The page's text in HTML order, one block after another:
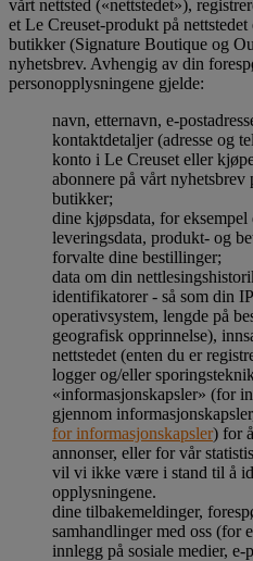
vårt nettsted («nettstedet»),
et Le Creuset-produkt på
butikker (Signature Boutique og
nyhetsbrev. Avhengig av din
personopplysningene gjelde:
navn, etternavn, e-
kontaktdetaljer (adresse og
konto i Le Creuset eller
abonnere på vårt
butikker;
dine kjøpsdata, for
leveringsdata, produkt- og
forvalte dine bestillinger;
data om din
identifikatorer - så som din
operativsystem, lengde på
geografisk opprinnelse),
nettstedet (enten du er
logger og/eller
«informasjonskapsler» (for
gjennom
for informasjonskapsler) for
annonser, eller for vår
vil vi ikke være i stand til å
opplysningene.
dine tilbakemeldinger,
samhandlinger med oss (for
innlegg på sosiale medier,